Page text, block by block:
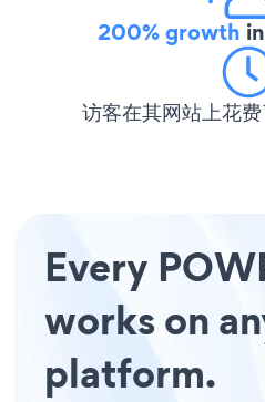
200% growth
访客在其网站上花
Every
works on
platform.